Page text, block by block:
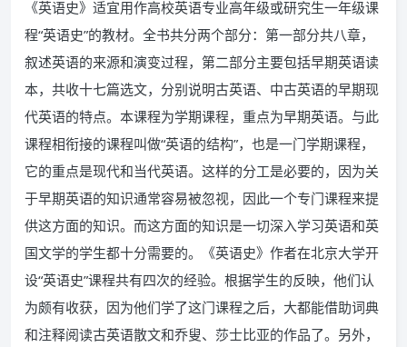
《英语史》适宜用作高校英语专业高年级或研究生一年级课
程“英语史”的教材。全书共分两个部分：第一部分共八章，
叙述英语的来源和演变过程，第二部分主要包括早期英语读
本，共收十七篇选文，分别说明古英语、中古英语的早期现
代英语的特点。本课程为学期课程，重点为早期英语。与此
课程相衔接的课程叫做“英语的结构”，也是一门学期课程，
它的重点是现代和当代英语。这样的分工是必要的，因为关
于早期英语的知识通常容易被忽视，因此一个专门课程来提
供这方面的知识。而这方面的知识是一切深入学习英语和英
国文学的学生都十分需要的。《英语史》作者在北京大学开
设“英语史”课程共有四次的经验。根据学生的反映，他们认
为颇有收获，因为他们学了这门课程之后，大都能借助词典
和注释阅读古英语散文和乔叟、莎士比亚的作品了。另外，